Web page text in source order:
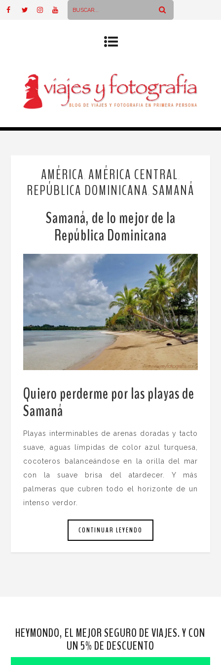
AMÉRICA AMÉRICA CENTRAL
REPÚBLICA DOMINICANA SAMANÁ
Samaná, de lo mejor de la
República Dominicana
Quiero perderme por las playas de
Samaná
Playas interminables de arenas doradas y tacto
suave, aguas límpidas de color azul turquesa,
cocoteros balanceándose en la orilla del mar
con la suave brisa del atardecer. Y más
palmeras que cubren todo el horizonte de un
intenso verdor.
CONTINUAR LEYENDO
HEYMONDO, EL MEJOR SEGURO DE VIAJES. Y CON
UN 5% DE DESCUENTO